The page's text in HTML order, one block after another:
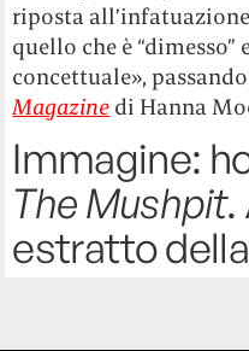
riposta
quello che è
concettuale»,
Magazine di Hanna
Immagine:
The Mushpit.
estratto